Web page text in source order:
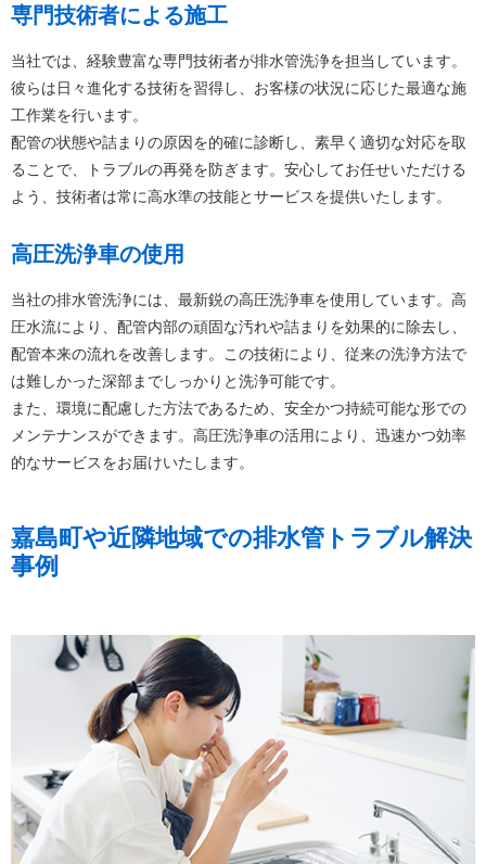
専門技術者による施工
当社では、経験豊富な専門技術者が排水管洗浄を担当しています。
彼らは日々進化する技術を習得し、お客様の状況に応じた最適な施
工作業を行います。
配管の状態や詰まりの原因を的確に診断し、素早く適切な対応を取
ることで、トラブルの再発を防ぎます。安心してお任せいただける
よう、技術者は常に高水準の技能とサービスを提供いたします。
高圧洗浄車の使用
当社の排水管洗浄には、最新鋭の高圧洗浄車を使用しています。高
圧水流により、配管内部の頑固な汚れや詰まりを効果的に除去し、
配管本来の流れを改善します。この技術により、従来の洗浄方法で
は難しかった深部までしっかりと洗浄可能です。
また、環境に配慮した方法であるため、安全かつ持続可能な形での
メンテナンスができます。高圧洗浄車の活用により、迅速かつ効率
的なサービスをお届けいたします。
嘉島町や近隣地域での排水管トラブル解決
事例